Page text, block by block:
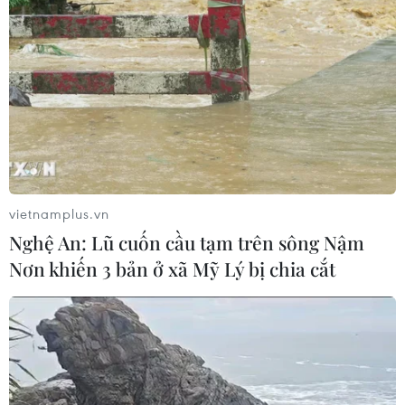
rừng tại Vườn Quốc gia Núi Bromo
07/08/2026 10:56
Sri Lanka triển khai quân đội sau làn
sóng vượt ngục bất thành
07/08/2026 10:35
Thụy Sĩ khó đạt mục tiêu giảm phát
thải khí nhà kính vào năm 2030
07/08/2026 09:42
Bão Dolphin càn quét các đảo miền
vietnamplus.vn
Nghệ An: Lũ cuốn cầu tạm trên sông Nậm
Nơn khiến 3 bản ở xã Mỹ Lý bị chia cắt